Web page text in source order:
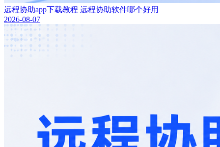
远程协助app下载教程 远程协助软件哪个好用
2026-08-07